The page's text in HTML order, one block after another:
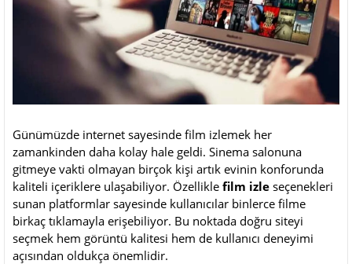
Günümüzde internet sayesinde film izlemek her
zamankinden daha kolay hale geldi. Sinema salonuna
gitmeye vakti olmayan birçok kişi artık evinin konforunda
kaliteli içeriklere ulaşabiliyor. Özellikle film izle seçenekleri
sunan platformlar sayesinde kullanıcılar binlerce filme
birkaç tıklamayla erişebiliyor. Bu noktada doğru siteyi
seçmek hem görüntü kalitesi hem de kullanıcı deneyimi
açısından oldukça önemlidir.